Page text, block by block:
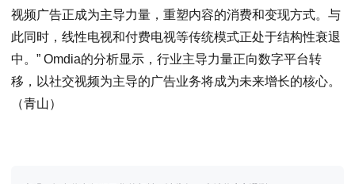
视频广告正成为主导力量，重塑内容的消费和变现方式。与
此同时，线性电视和付费电视等传统模式正处于结构性衰退
中。” Omdia的分析显示，行业主导力量正向数字平台转
移，以社交视频为主导的广告业务将成为未来增长的核心。
（青山）